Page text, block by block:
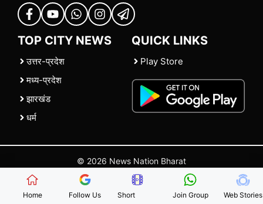
TOP CITY NEWS
उत्तर-प्रदेश
मध्य-प्रदेश
झारखंड
धर्म
QUICK LINKS
Play Store
© 2026 News Nation Bharat
| |Contact Us |Policies Terms and Conditions
Home Follow Us Short Join Group Web Stories